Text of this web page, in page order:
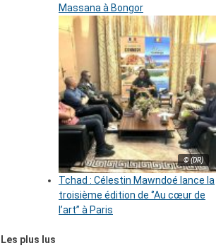
Massana à Bongor
© (DR)
Tchad : Célestin Mawndoé lance la
troisième édition de ‘’Au cœur de
l’art’’ à Paris
Les plus lus